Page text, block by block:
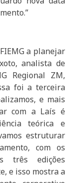
a planejar
analista de
Regional ZM,
foi a terceira
e mais
com a Laís é
teórica e
estruturar
com os
três edições
e isso mostra a